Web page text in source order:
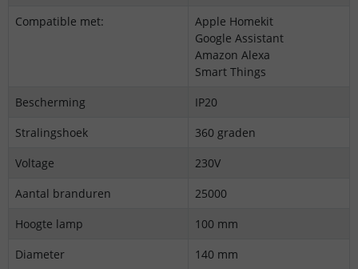
Compatible met:
Apple Homekit
Google Assistant
Amazon Alexa
Smart Things
Bescherming
IP20
Stralingshoek
360 graden
Voltage
230V
Aantal branduren
25000
Hoogte lamp
100 mm
Diameter
140 mm